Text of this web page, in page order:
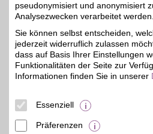
Merkmale
pseudonymisiert und anonymisiert
Analysezwecken verarbeitet werden.
Sie können selbst entscheiden,
jederzeit widerruflich zulassen
dass auf Basis Ihrer Einstellungen
Funktionalitäten der Seite zur
Informationen finden Sie in unserer
Essenziell
Präferenzen